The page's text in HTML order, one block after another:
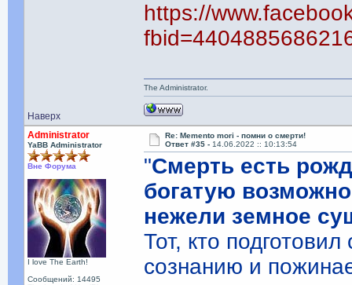
https://
Наверх
The Administrator.
Administrator
YaBB Administrator
Вне Форума
I love The Earth!
Сообщений: 14495
Re: Memento mori - помни о смерти!
Ответ #35 - 14.06.2022 :: 10:13:54
"Смерть есть
богатую
нежели земное
Тот, кто
сознанию и